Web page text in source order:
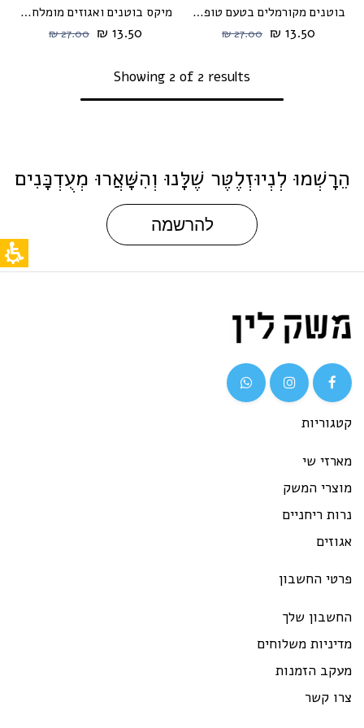
בוטנים מקורמלים בטעם טופי 255 גרם
13.50 ₪
27.00 ₪
מיקס בוטנים ואגוזים מומלחים 225 גרם
13.50 ₪
27.00 ₪
Showing 2 of 2 results
הֵרָשְׁמוּ לְנְיוּזְלֶטֶּר שֶׁלָּנוּ וְהִשָּׁאֲרוּ מְעֻדְכָּנִים
להרשמה
קטגוריות
מארזי שי
מוצרי המשק
נרות ריחניים
אגוזים
פרטי החשבון
החשבון שלך
מדיניות משלוחים
מעקב הזמנות
צרו קשר